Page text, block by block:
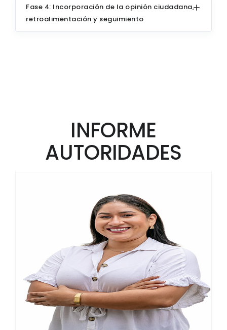
Fase 4: Incorporación de la opinión ciudadana,
retroalimentación y seguimiento
INFORME
AUTORIDADES